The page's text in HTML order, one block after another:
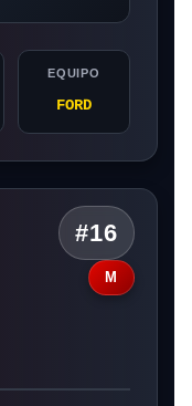
EQUIPO
FORD
#16
M